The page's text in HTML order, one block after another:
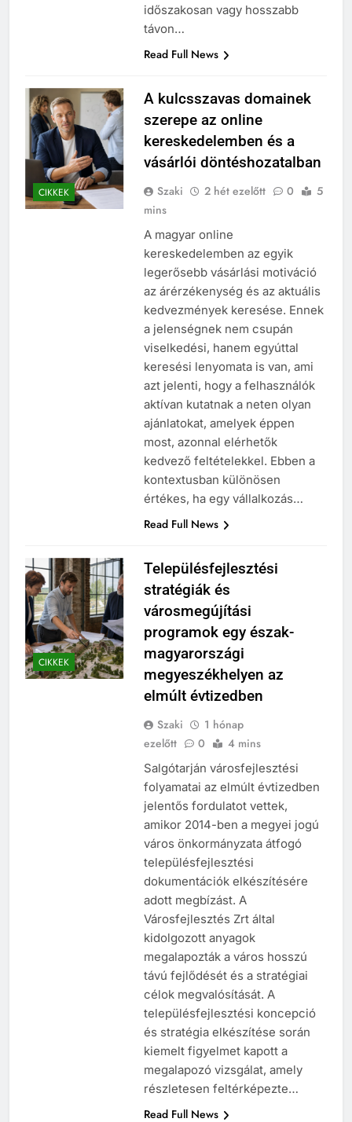
időszakosan vagy hosszabb
távon…
Read Full News
CIKKEK
A kulcsszavas domainek
szerepe az online
kereskedelemben és a
vásárlói döntéshozatalban
Szaki 2 hét ezelőtt 0
5
mins
A magyar online
kereskedelemben az egyik
legerősebb vásárlási motiváció
az árérzékenység és az aktuális
kedvezmények keresése. Ennek
a jelenségnek nem csupán
viselkedési, hanem egyúttal
keresési lenyomata is van, ami
azt jelenti, hogy a felhasználók
aktívan kutatnak a neten olyan
ajánlatokat, amelyek éppen
most, azonnal elérhetők
kedvező feltételekkel. Ebben a
kontextusban különösen
értékes, ha egy vállalkozás…
Read Full News
CIKKEK
Településfejlesztési
stratégiák és
városmegújítási
programok egy észak-
magyarországi
megyeszékhelyen az
elmúlt évtizedben
Szaki
1 hónap
ezelőtt
0 4 mins
Salgótarján városfejlesztési
folyamatai az elmúlt évtizedben
jelentős fordulatot vettek,
amikor 2014-ben a megyei jogú
város önkormányzata átfogó
településfejlesztési
dokumentációk elkészítésére
adott megbízást. A
Városfejlesztés Zrt által
kidolgozott anyagok
megalapozták a város hosszú
távú fejlődését és a stratégiai
célok megvalósítását. A
településfejlesztési koncepció
és stratégia elkészítése során
kiemelt figyelmet kapott a
megalapozó vizsgálat, amely
részletesen feltérképezte…
Read Full News